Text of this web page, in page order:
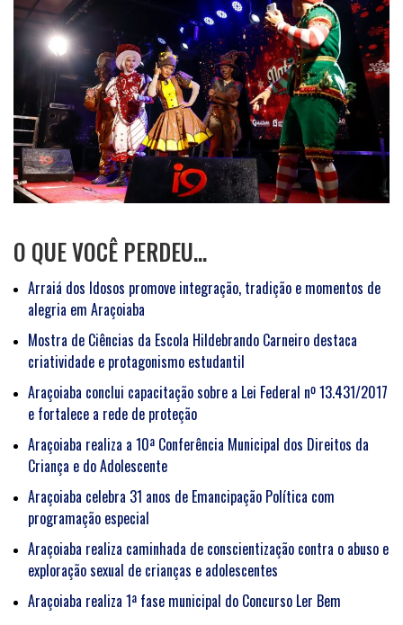
O QUE VOCÊ PERDEU…
Arraiá dos Idosos promove integração, tradição e momentos de
alegria em Araçoiaba
Mostra de Ciências da Escola Hildebrando Carneiro destaca
criatividade e protagonismo estudantil
Araçoiaba conclui capacitação sobre a Lei Federal nº 13.431/2017
e fortalece a rede de proteção
Araçoiaba realiza a 10ª Conferência Municipal dos Direitos da
Criança e do Adolescente
Araçoiaba celebra 31 anos de Emancipação Política com
programação especial
Araçoiaba realiza caminhada de conscientização contra o abuso e
exploração sexual de crianças e adolescentes
Araçoiaba realiza 1ª fase municipal do Concurso Ler Bem